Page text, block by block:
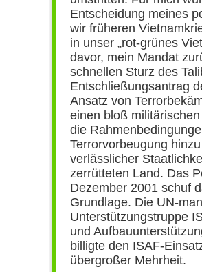
Entscheidung meines
wir früheren
in unser „rot-grünes
davor, mein Mandat
schnellen Sturz des
Entschließungsantrag
Ansatz von
einen bloß
die
Terrorvorbeugung
verlässlicher
zerrütteten Land. Das
Dezember 2001 schuf
Grundlage. Die UN-
Unterstützungstruppe
und
billigte den ISAF-
übergroßer Mehrheit.